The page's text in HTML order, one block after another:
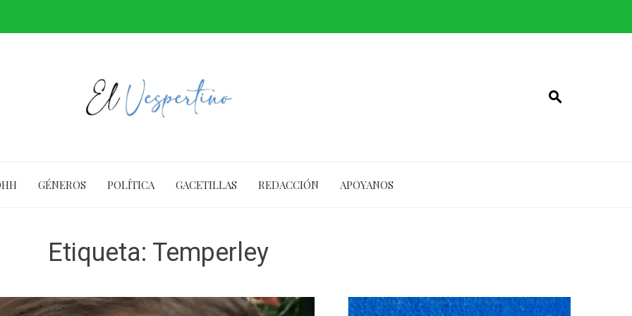
GÉNEROS POLÍTICA GACETILLAS REDACCIÓN APOYANOS
Etiqueta: Temperley